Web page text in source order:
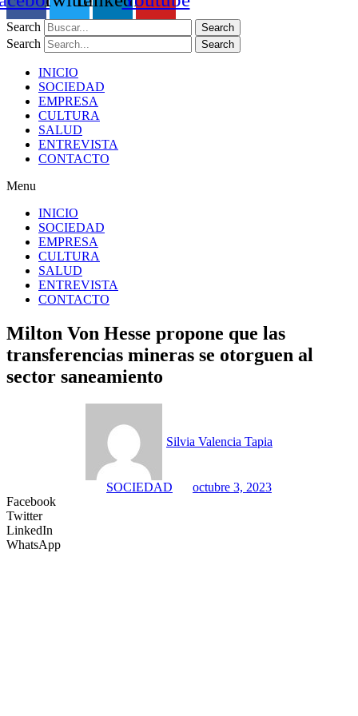
Search Search
Search Search
INICIO
SOCIEDAD
EMPRESA
CULTURA
SALUD
ENTREVISTA
CONTACTO
Menu
INICIO
SOCIEDAD
EMPRESA
CULTURA
SALUD
ENTREVISTA
CONTACTO
Milton Von Hesse propone que las
transferencias mineras se otorguen al
sector saneamiento
Silvia Valencia Tapia
SOCIEDAD
octubre 3, 2023
Facebook
Twitter
LinkedIn
WhatsApp